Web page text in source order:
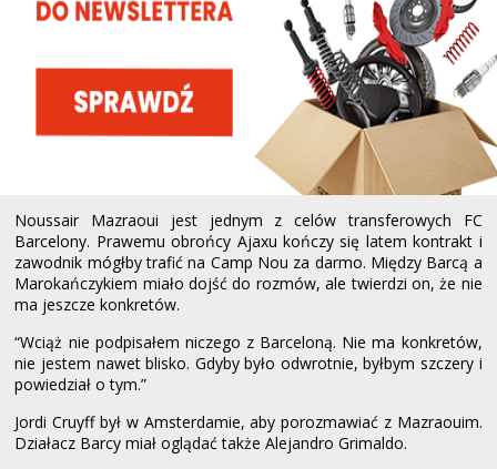
Noussair Mazraoui jest jednym z celów transferowych FC
Barcelony. Prawemu obrońcy Ajaxu kończy się latem kontrakt i
zawodnik mógłby trafić na Camp Nou za darmo. Między Barcą a
Marokańczykiem miało dojść do rozmów, ale twierdzi on, że nie
ma jeszcze konkretów.
“Wciąż nie podpisałem niczego z Barceloną. Nie ma konkretów,
nie jestem nawet blisko. Gdyby było odwrotnie, byłbym szczery i
powiedział o tym.”
Jordi Cruyff był w Amsterdamie, aby porozmawiać z Mazraouim.
Działacz Barcy miał oglądać także Alejandro Grimaldo.